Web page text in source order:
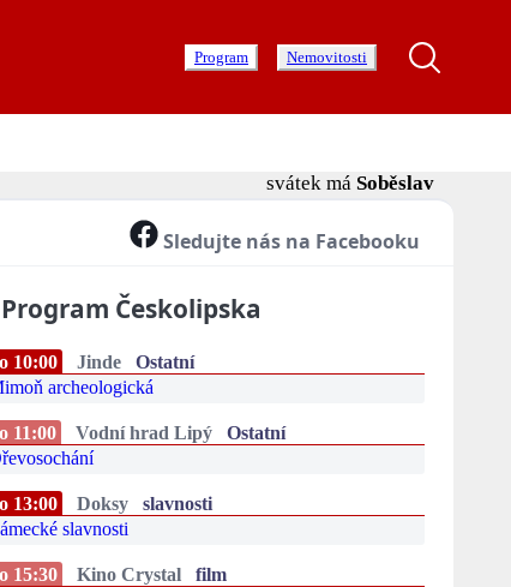
Program Nemovitosti
svátek má Soběslav
Sledujte nás na Facebooku
Program Českolipska
10:00 Jinde
Ostatní
archeologická
11:00 Vodní hrad Lipý
Ostatní
13:00 Doksy
slavnosti
slavnosti
15:30 Kino Crystal
film